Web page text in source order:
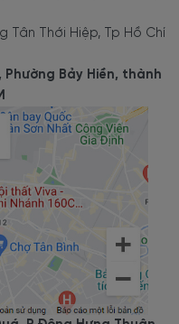
Tân Thới Hiệp, Tp Hồ Chí
Phường Bảy Hiền, thành